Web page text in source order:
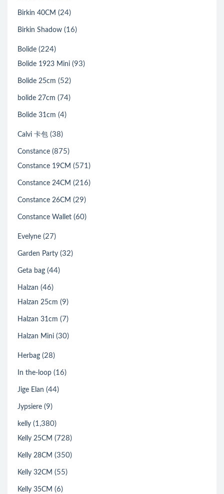
Birkin 40CM (24)
Birkin Shadow (16)
Bolide (224)
Bolide 1923 Mini (93)
Bolide 25cm (52)
bolide 27cm (74)
Bolide 31cm (4)
Calvi 卡包 (38)
Constance (875)
Constance 19CM (571)
Constance 24CM (216)
Constance 26CM (29)
Constance Wallet (60)
Evelyne (27)
Garden Party (32)
Geta bag (44)
Halzan (46)
Halzan 25cm (9)
Halzan 31cm (7)
Halzan Mini (30)
Herbag (28)
In the-loop (16)
Jige Elan (44)
Jypsiere (9)
kelly (1,380)
Kelly 25CM (728)
Kelly 28CM (350)
Kelly 32CM (55)
Kelly 35CM (6)